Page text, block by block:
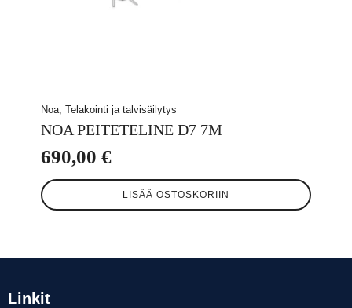
Noa, Telakointi ja talvisäilytys
NOA PEITETELINE D7 7M
690,00 €
LISÄÄ OSTOSKORIIN
Linkit